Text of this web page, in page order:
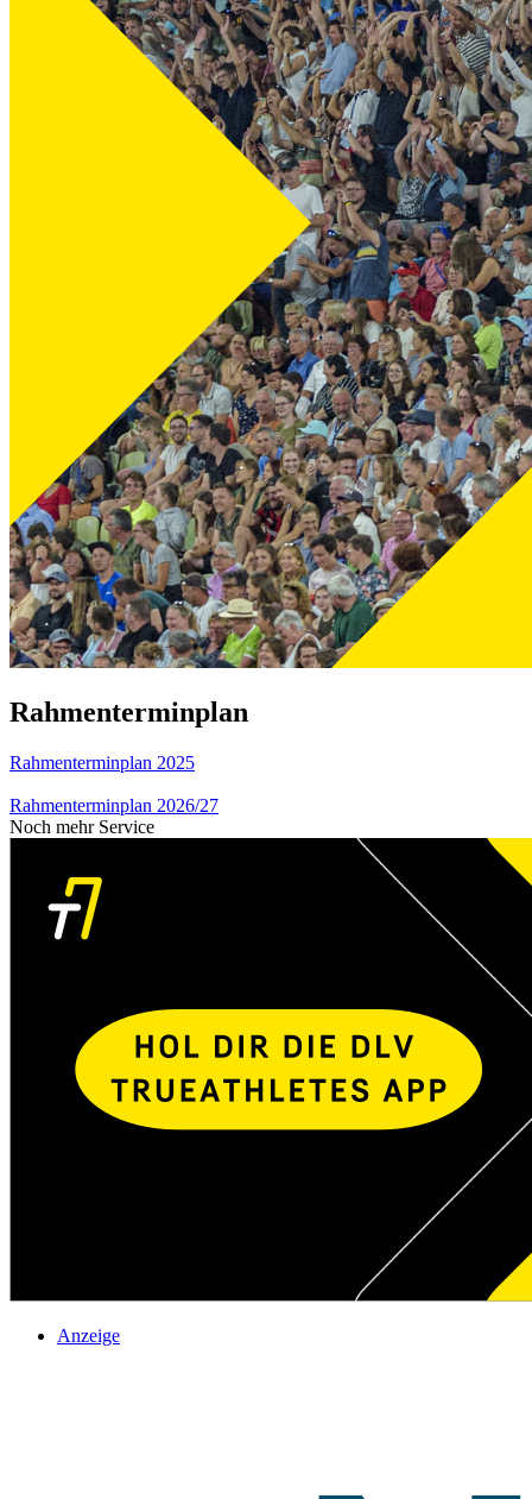
Rahmenterminplan
Rahmenterminplan 2025
Rahmenterminplan 2026/27
Noch mehr Service
Anzeige